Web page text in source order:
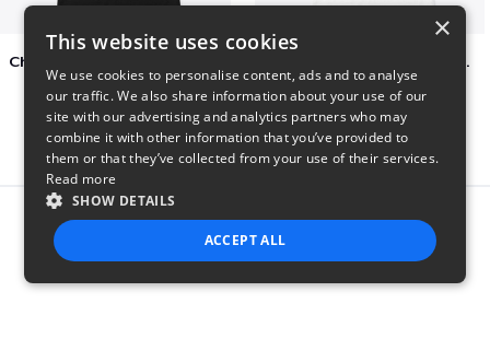
Charlie Kirk A Voice For His Generation
Report this product
×
This website uses cookies
We use cookies to personalise content, ads and to analyse
our traffic. We also share information about your use of our
site with our advertising and analytics partners who may
combine it with other information that you’ve provided to
them or that they’ve collected from your use of their services.
Read more
SHOW DETAILS
ACCEPT ALL
STRICTLY NECESSARY PERFORMANCE